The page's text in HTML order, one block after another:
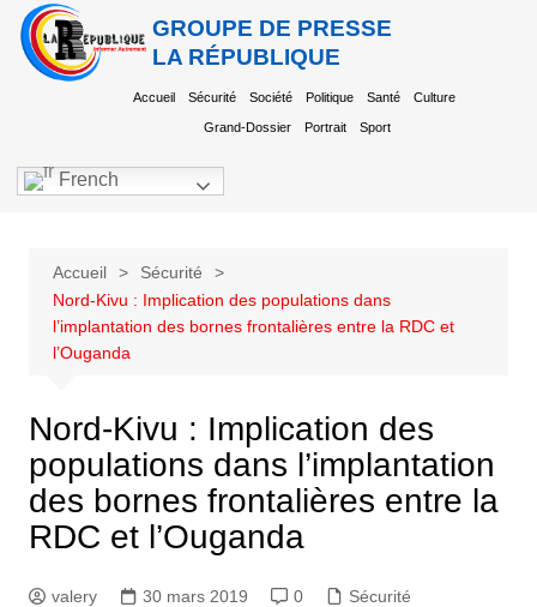
GROUPE DE PRESSE
LA RÉPUBLIQUE
Accueil Sécurité Société Politique Santé Culture
Grand-Dossier Portrait Sport
French
Accueil
Sécurité
Nord-Kivu : Implication des populations dans
l’implantation des bornes frontalières entre la RDC et
l’Ouganda
Nord-Kivu : Implication des
populations dans l’implantation
des bornes frontalières entre la
RDC et l’Ouganda
valery 30 mars 2019 0 Sécurité